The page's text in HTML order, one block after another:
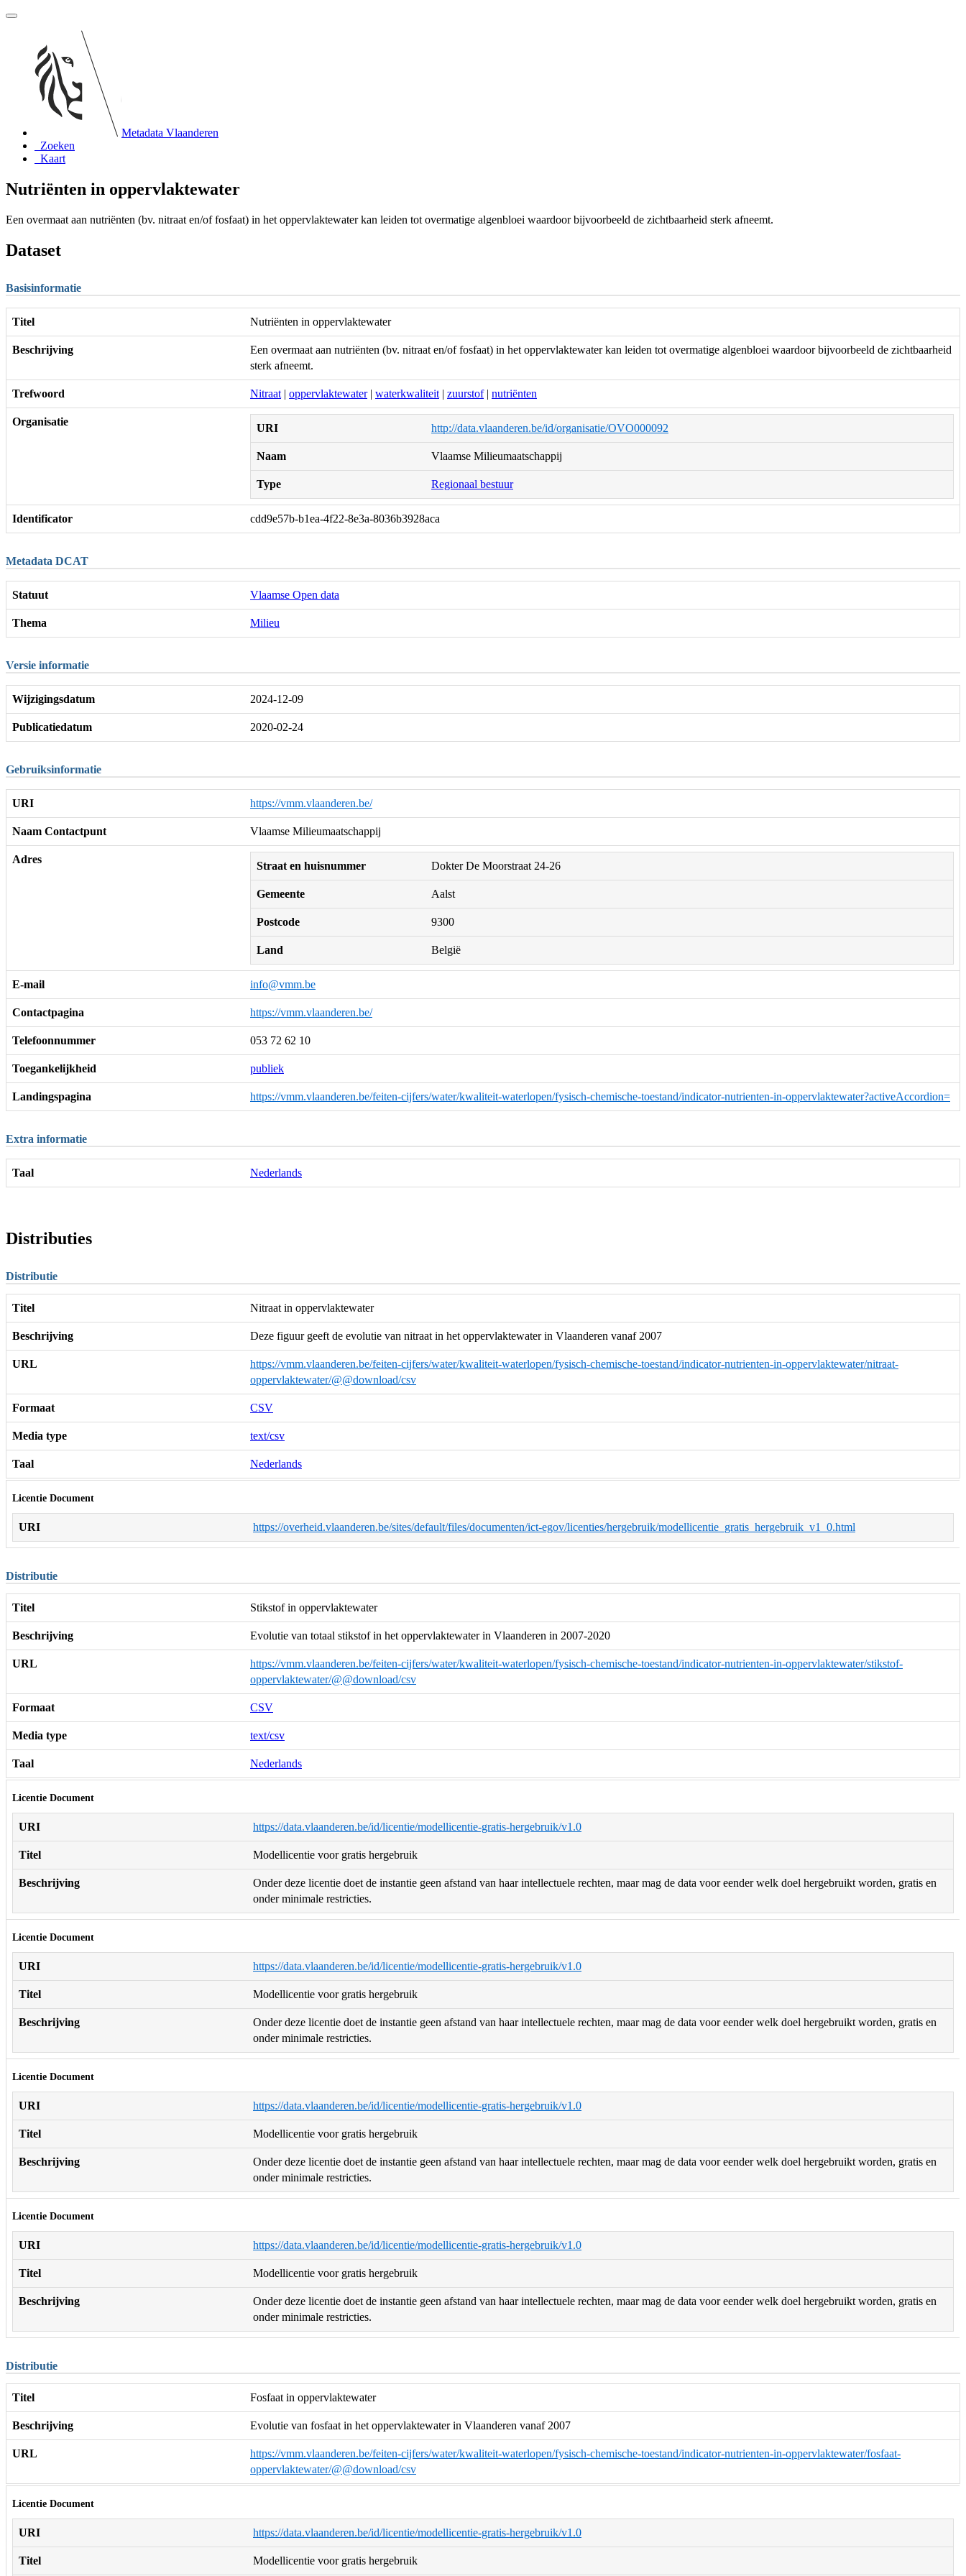
Metadata Vlaanderen
Zoeken
Kaart
Nutriënten in oppervlaktewater
Een overmaat aan nutriënten (bv. nitraat en/of fosfaat) in het oppervlaktewater kan leiden tot overmatige algenbloei waardoor bijvoorbeeld de zichtbaarheid sterk afneemt.
Dataset
Basisinformatie
Titel Nutriënten in oppervlaktewater
Beschrijving
Een overmaat aan nutriënten (bv. nitraat en/of fosfaat) in het oppervlaktewater kan leiden tot overmatige algenbloei waardoor bijvoorbeeld de zichtbaarheid
sterk afneemt.
Trefwoord Nitraat | oppervlaktewater| waterkwaliteit | zuurstof| nutriënten
Organisatie
URI http://data.vlaanderen.be/id/organisatie/OVO000092
Naam Vlaamse Milieumaatschappij
Type Regionaal bestuur
Identificator cdd9e57b-b1ea-4f22-8e3a-8036b3928aca
Metadata DCAT
Statuut Vlaamse Open data
Thema Milieu
Versie informatie
Wijzigingsdatum 2024-12-09
Publicatiedatum 2020-02-24
Gebruiksinformatie
URI https://vmm.vlaanderen.be/
Naam Contactpunt Vlaamse Milieumaatschappij
Adres
Straat en huisnummer Dokter De Moorstraat 24-26
Gemeente Aalst
Postcode 9300
Land België
E-mail info@vmm.be
Contactpagina https://vmm.vlaanderen.be/
Telefoonnummer 053 72 62 10
Toegankelijkheid publiek
Landingspagina https://vmm.vlaanderen.be/feiten-cijfers/water/kwaliteit-waterlopen/fysisch-chemische-toestand/indicator-nutrienten-in-oppervlaktewater?activeAccordion=
Extra informatie
Taal Nederlands
Distributies
Distributie
Titel Nitraat in oppervlaktewater
Beschrijving Deze figuur geeft de evolutie van nitraat in het oppervlaktewater in Vlaanderen vanaf 2007
URL
https://vmm.vlaanderen.be/feiten-cijfers/water/kwaliteit-waterlopen/fysisch-chemische-toestand/indicator-nutrienten-in-oppervlaktewater/nitraat-
oppervlaktewater/@@download/csv
Formaat CSV
Media type text/csv
Taal Nederlands
Licentie Document
URI https://overheid.vlaanderen.be/sites/default/files/documenten/ict-egov/licenties/hergebruik/modellicentie_gratis_hergebruik_v1_0.html
Distributie
Titel Stikstof in oppervlaktewater
Beschrijving Evolutie van totaal stikstof in het oppervlaktewater in Vlaanderen in 2007-2020
URL
https://vmm.vlaanderen.be/feiten-cijfers/water/kwaliteit-waterlopen/fysisch-chemische-toestand/indicator-nutrienten-in-oppervlaktewater/stikstof-
oppervlaktewater/@@download/csv
Formaat CSV
Media type text/csv
Taal Nederlands
Licentie Document
URI https://data.vlaanderen.be/id/licentie/modellicentie-gratis-hergebruik/v1.0
Titel Modellicentie voor gratis hergebruik
Beschrijving
Onder deze licentie doet de instantie geen afstand van haar intellectuele rechten, maar mag de data voor eender welk doel hergebruikt worden, gratis en
onder minimale restricties.
Licentie Document
URI https://data.vlaanderen.be/id/licentie/modellicentie-gratis-hergebruik/v1.0
Titel Modellicentie voor gratis hergebruik
Beschrijving
Onder deze licentie doet de instantie geen afstand van haar intellectuele rechten, maar mag de data voor eender welk doel hergebruikt worden, gratis en
onder minimale restricties.
Licentie Document
URI https://data.vlaanderen.be/id/licentie/modellicentie-gratis-hergebruik/v1.0
Titel Modellicentie voor gratis hergebruik
Beschrijving
Onder deze licentie doet de instantie geen afstand van haar intellectuele rechten, maar mag de data voor eender welk doel hergebruikt worden, gratis en
onder minimale restricties.
Licentie Document
URI https://data.vlaanderen.be/id/licentie/modellicentie-gratis-hergebruik/v1.0
Titel Modellicentie voor gratis hergebruik
Beschrijving
Onder deze licentie doet de instantie geen afstand van haar intellectuele rechten, maar mag de data voor eender welk doel hergebruikt worden, gratis en
onder minimale restricties.
Distributie
Titel Fosfaat in oppervlaktewater
Beschrijving Evolutie van fosfaat in het oppervlaktewater in Vlaanderen vanaf 2007
URL
https://vmm.vlaanderen.be/feiten-cijfers/water/kwaliteit-waterlopen/fysisch-chemische-toestand/indicator-nutrienten-in-oppervlaktewater/fosfaat-
oppervlaktewater/@@download/csv
Licentie Document
URI https://data.vlaanderen.be/id/licentie/modellicentie-gratis-hergebruik/v1.0
Titel Modellicentie voor gratis hergebruik